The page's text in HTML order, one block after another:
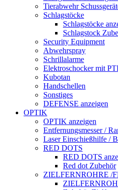
Tierabwehr
Schlagstöcke
Schlagstöcke
Schlagstock
Security Equipment
Abwehrspray
Schrillalarme
Elektroschocker mit
Kubotan
Handschellen
Sonstiges
DEFENSE anzeigen
OPTIK
OPTIK anzeigen
Entfernungsmesser /
Laser Einschießhilfe /
RED DOTS
RED DOTS
Red dot Zubehör
ZIELFERNROHRE /